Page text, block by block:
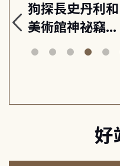
狗探長史丹利和
美術館神祕竊盜
案
好